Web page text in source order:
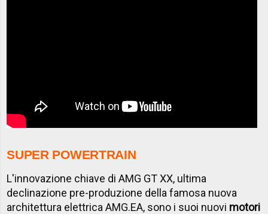
SUPER POWERTRAIN
L'innovazione chiave di AMG GT XX, ultima
declinazione pre-produzione della famosa nuova
architettura elettrica AMG.EA, sono i suoi nuovi motori